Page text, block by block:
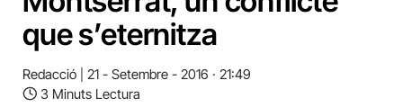
que s’eternitza
Redacció
21 - Setembre - 2016 · 21:49
3 Minuts Lectura